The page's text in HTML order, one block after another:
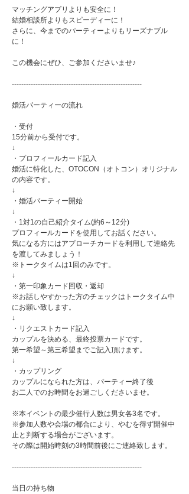
マッチングアプリよりも安全に！
結婚相談所よりもスピーディーに！
さらに、今までのパーティーよりもリーズナブル
に！
この機会にぜひ、ご参加くださいませ♪
-------------------------------------------------------
婚活パーティーの流れ
・受付
15分前から受付です。
↓
・プロフィールカード記入
婚活に特化した、OTOCON（オトコン）オリジナル
の内容です。
↓
・婚活パーティー開始
↓
・1対1の自己紹介タイム(約6～12分)
プロフィールカードを使用してお話ください。
気になる方にはアプローチカードを利用して連絡先
を渡してみましょう！
※トークタイムは1回のみです。
↓
・第一印象カード回収・返却
※お話しやすかった方のチェックはトークタイム中
にお願い致します。
↓
・リクエストカード記入
カップルを決める、最終投票カードです。
第一希望～第三希望までご記入頂けます。
↓
・カップリング
カップルになられた方は、パーティー終了後
お二人でのお時間をお過ごしくださいませ。
※本イベントの最少催行人数は男女各3名です。
※参加人数や会場の都合により、やむを得ず開催中
止と判断する場合がございます。
その際は開始時刻の3時間前後にご連絡致します。
-------------------------------------------------------
当日の持ち物